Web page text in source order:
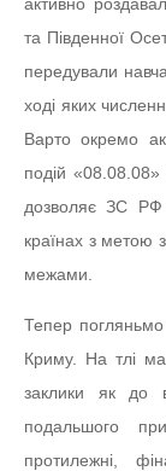
та Південної
передували
ході яких
Варто окремо
подій
дозволяє ЗС РФ
країнах з метою
межами.
Тепер погляньмо
Криму. На тлі
заклики як до
подальшого
протилежні,